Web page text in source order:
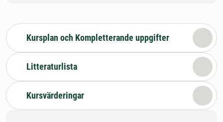
Kursplan och Kompletterande uppgifter
Litteraturlista
Kursvärderingar